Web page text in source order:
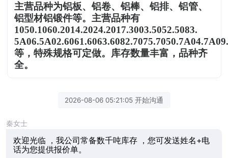
主营品种为铝板、铝卷、铝棒、铝排、铝管、
铝型材铝锻件等。主营品种有
1050.1060.2014.2024.2017.3003.5052.5083.
等，特殊规格可定做。库存数量丰富，品种齐
全。
2026-08-06 05:21:05 开始沟通
秦女士
欢迎光临 ，我公司常备数千吨库存 ，您可发送姓名+电
话为您提供报价单。